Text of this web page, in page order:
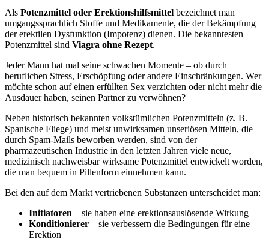
Als Potenzmittel oder Erektionshilfsmittel bezeichnet man
umgangssprachlich Stoffe und Medikamente, die der Bekämpfung
der erektilen Dysfunktion (Impotenz) dienen. Die bekanntesten
Potenzmittel sind Viagra ohne Rezept.
Jeder Mann hat mal seine schwachen Momente – ob durch
beruflichen Stress, Erschöpfung oder andere Einschränkungen. Wer
möchte schon auf einen erfüllten Sex verzichten oder nicht mehr die
Ausdauer haben, seinen Partner zu verwöhnen?
Neben historisch bekannten volkstümlichen Potenzmitteln (z. B.
Spanische Fliege) und meist unwirksamen unseriösen Mitteln, die
durch Spam-Mails beworben werden, sind von der
pharmazeutischen Industrie in den letzten Jahren viele neue,
medizinisch nachweisbar wirksame Potenzmittel entwickelt worden,
die man bequem in Pillenform einnehmen kann.
Bei den auf dem Markt vertriebenen Substanzen unterscheidet man:
Initiatoren – sie haben eine erektionsauslösende Wirkung
Konditionierer – sie verbessern die Bedingungen für eine
Erektion